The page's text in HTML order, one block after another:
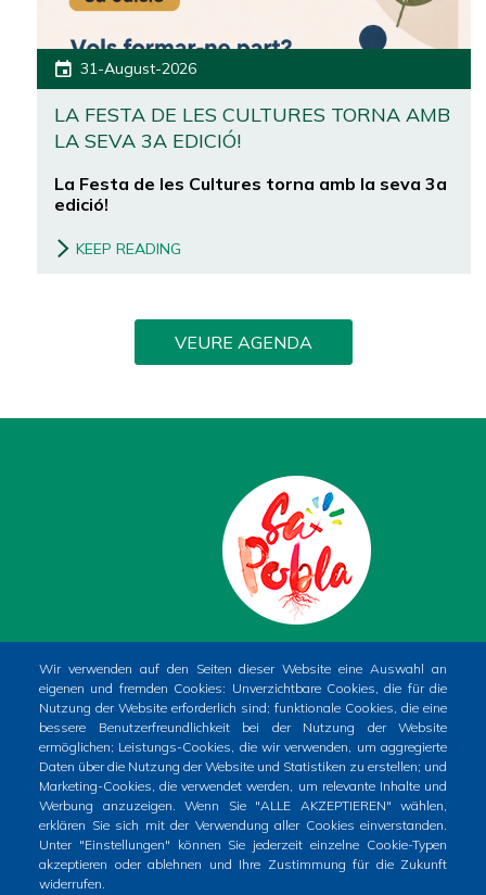
31-August-2026
LA FESTA DE LES CULTURES TORNA AMB
LA SEVA 3A EDICIÓ!
La Festa de les Cultures torna amb la seva 3a
edició!
KEEP READING
VEURE AGENDA
PLAÇA DE LA CONSTITUCIÓ, 1. SA POBLA
(MALLORCA)
Phone
+34 971 54 00 54
CIF P0704400A
Wir verwenden auf den Seiten dieser Website eine Auswahl an
eigenen und fremden Cookies: Unverzichtbare Cookies, die für die
Nutzung der Website erforderlich sind; funktionale Cookies, die eine
bessere Benutzerfreundlichkeit bei der Nutzung der Website
ermöglichen; Leistungs-Cookies, die wir verwenden, um aggregierte
Daten über die Nutzung der Website und Statistiken zu erstellen; und
Marketing-Cookies, die verwendet werden, um relevante Inhalte und
Werbung anzuzeigen. Wenn Sie "ALLE AKZEPTIEREN" wählen,
erklären Sie sich mit der Verwendung aller Cookies einverstanden.
Unter "Einstellungen" können Sie jederzeit einzelne Cookie-Typen
akzeptieren oder ablehnen und Ihre Zustimmung für die Zukunft
widerrufen.